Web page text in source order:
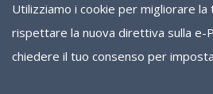
Utilizziamo i cookie per migliorare la
rispettare la nuova direttiva sulla e-
chiedere il tuo consenso per